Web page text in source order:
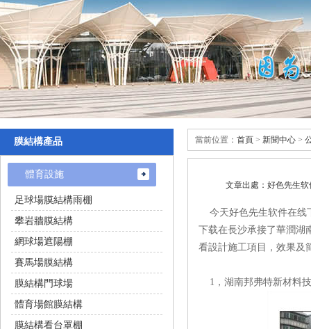
當前位置： 首頁 > 新聞中心 >
文章出處：好色先生
今天好色先生软件在线
下载在長沙承接了華潤湖南
看設計施工項目，效果及簡
1，湖南邦弗特新材料
膜結構產品
體育設施
足球場膜結構雨棚
攀岩牆膜結構
網球場遮陽棚
賽馬場膜結構
膜結構門球場
體育場館膜結構
膜結構看台罩棚